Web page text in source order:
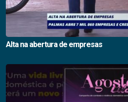
Alta na abertura de empresas